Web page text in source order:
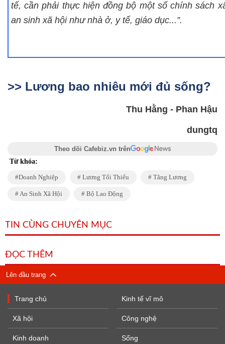
tế, cần phải thực hiện đồng bộ một số chính sách
an sinh xã hội như nhà ở, y tế, giáo dục...”.
>> Lương bao nhiêu mới đủ sống?
Thu Hằng - Phan Hậu
dungtq
Theo dõi Cafebiz.vn trên
Từ khóa:
Doanh Nghiệp Lương Tối Thiểu Tăng Lương
An Sinh Xã Hội Bộ Lao Động
TIN CÙNG CHUYÊN MỤC
ĐỌC THÊM
Lên đầu trang
Trang chủ
Xã hội
Kinh doanh
Kinh tế vĩ mô
Công nghệ
Sống